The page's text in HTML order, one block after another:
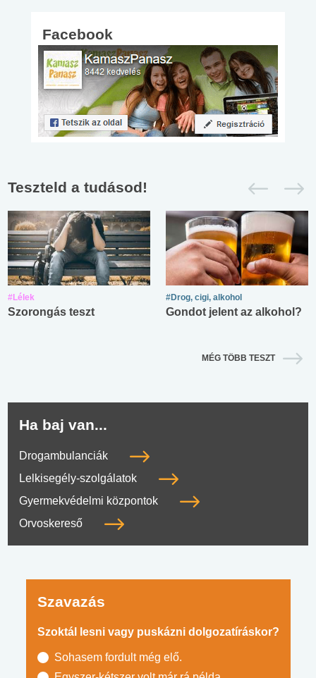
Facebook
Teszteld a tudásod!
#Lélek
Szorongás teszt
#Drog, cigi, alkohol
Gondot jelent az alkohol?
MÉG TÖBB TESZT
Ha baj van...
Drogambulanciák
Lelkisegély-szolgálatok
Gyermekvédelmi központok
Orvoskereső
Szavazás
Szoktál lesni vagy puskázni dolgozatíráskor?
Sohasem fordult még elő.